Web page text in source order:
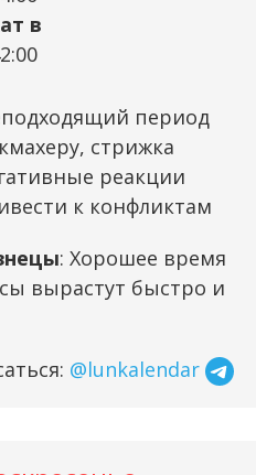
в
период
стрижка
реакции
к конфликтам
: Хорошее время
вырастут быстро и
@lunkalendar